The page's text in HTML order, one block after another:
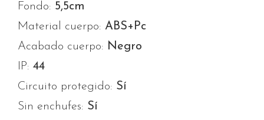
Fondo: 5,5cm
Material cuerpo: ABS+Pc
Acabado cuerpo: Negro
IP: 44
Circuito protegido: Sí
Sin enchufes: Sí